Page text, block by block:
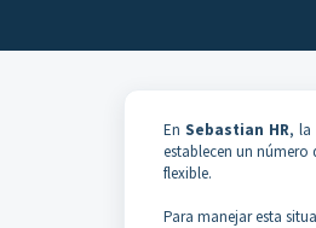
EnSebastian HR, la
establecen un número
flexible.
Para manejar esta